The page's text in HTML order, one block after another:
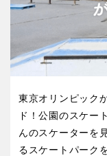
交通公園
茨城
群馬
千葉
バスケットボール
洋式庭園
夜景スポット
美術館
東京オリンピック
ド！公園のスケー
んのスケーターを
るスケートパーク